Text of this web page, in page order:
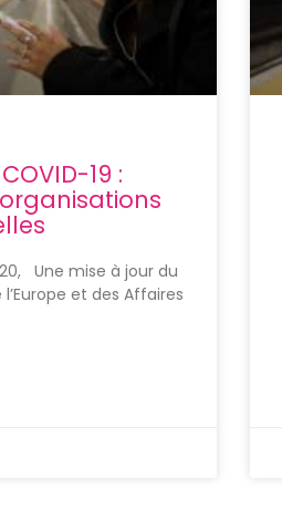
19 :
Une mise à jour du
et des Affaires